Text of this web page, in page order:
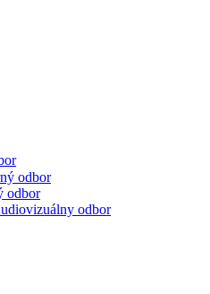
odbor
odbor
odbor